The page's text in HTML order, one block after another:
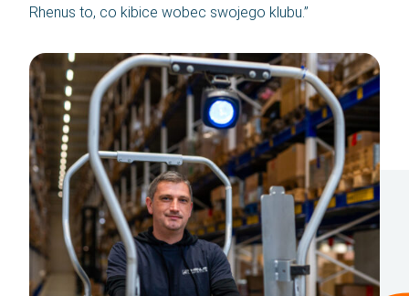
Rhenus to, co kibice wobec swojego klubu.”